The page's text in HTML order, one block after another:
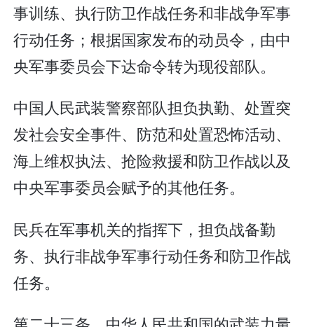
事训练、执行防卫作战任务和非战争军事
行动任务；根据国家发布的动员令，由中
央军事委员会下达命令转为现役部队。
中国人民武装警察部队担负执勤、处置突
发社会安全事件、防范和处置恐怖活动、
海上维权执法、抢险救援和防卫作战以及
中央军事委员会赋予的其他任务。
民兵在军事机关的指挥下，担负战备勤
务、执行非战争军事行动任务和防卫作战
任务。